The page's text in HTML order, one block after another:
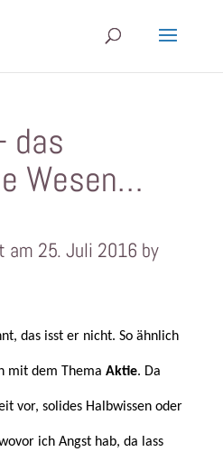
das
Wesen…
25. Juli 2016 by
das isst er nicht. So ähnlich
mit dem Thema Aktie. Da
vor, solides Halbwissen oder
ich Angst hab, da lass